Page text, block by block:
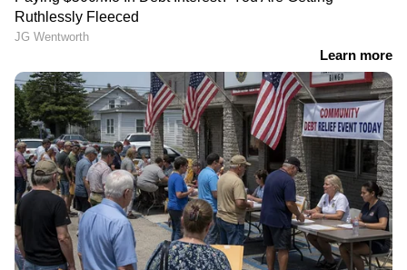
സാന്ത്വന സംഗമം..; മഹേഷ് കുഞ്ഞുമോനെ
കാണാനെത്തി അഖിൽ മാരാർ, കയ്യടിച്ച്
ആരാധകർ
News@1PM | ഒരുമണി വാർത്ത